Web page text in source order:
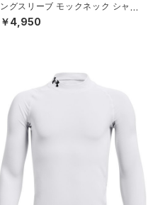
ングスリーブ モックネック シャツ
（ゴルフ/WOMEN）
￥4,950